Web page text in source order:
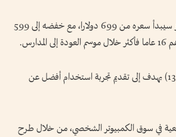
وأوضحت الشركة أن الجهاز سيبدأ سعره من 699 دولارا، مع خفضه إلى 599
وأضافت أن (إكس.بي.إس 13) ⁠يهدف إلى تقديم تجربة استخدام أفضل عن
في سوق الكمبيوتر الشخصي، من خلال طرح